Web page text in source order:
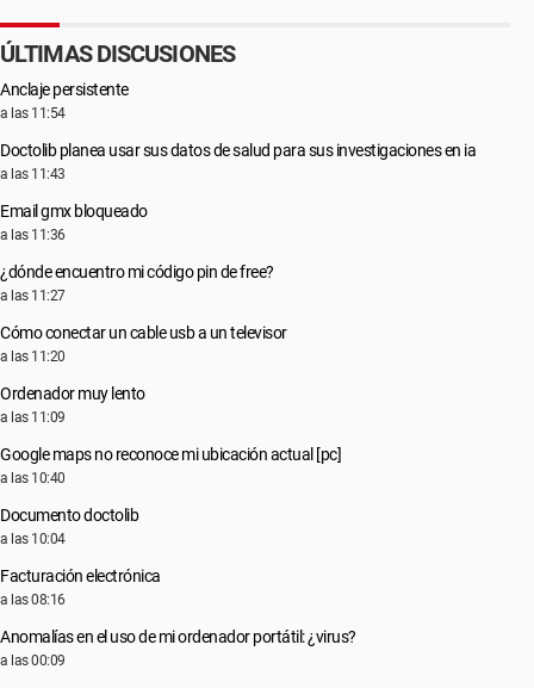
ÚLTIMAS DISCUSIONES
Anclaje persistente
a las 11:54
Doctolib planea usar sus datos de salud para sus investigaciones en ia
a las 11:43
Email gmx bloqueado
a las 11:36
¿dónde encuentro mi código pin de free?
a las 11:27
Cómo conectar un cable usb a un televisor
a las 11:20
Ordenador muy lento
a las 11:09
Google maps no reconoce mi ubicación actual [pc]
a las 10:40
Documento doctolib
a las 10:04
Facturación electrónica
a las 08:16
Anomalías en el uso de mi ordenador portátil: ¿virus?
a las 00:09